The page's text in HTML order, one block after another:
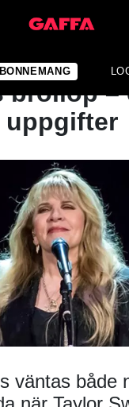
NYHET
bröllop –
uppgifter
väntas både